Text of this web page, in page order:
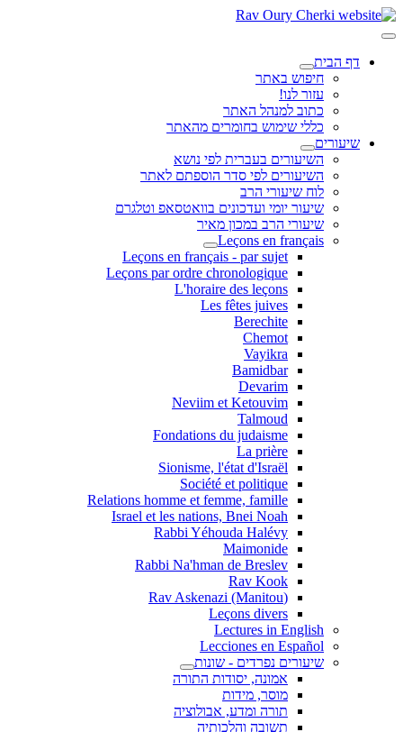
דף הבית
חיפוש באתר
עזור לנו!
כתוב למנהל האתר
כללי שימוש בחומרים מהאתר
שיעורים
השיעורים בעברית לפי נושא
השיעורים לפי סדר הוספתם לאתר
לוח שיעורי הרב
שיעור יומי ועדכונים בוואטסאפ וטלגרם
שיעורי הרב במכון מאיר
Leçons en français
Leçons en français - par sujet
Leçons par ordre chronologique
L'horaire des leçons
Les fêtes juives
Berechite
Chemot
Vayikra
Bamidbar
Devarim
Neviim et Ketouvim
Talmoud
Fondations du judaisme
La prière
Sionisme, l'état d'Israël
Société et politique
Relations homme et femme, famille
Israel et les nations, Bnei Noah
Rabbi Yéhouda Halévy
Maimonide
Rabbi Na'hman de Breslev
Rav Kook
(Rav Askenazi (Manitou
Leçons divers
Lectures in English
Lecciones en Español
שיעורים נפרדים - שונות
אמונה, יסודות התורה
מוסר, מידות
תורה ומדע, אבולוציה
תשובה והלכותיה